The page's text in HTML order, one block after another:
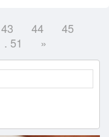
43 44
45
. 51 »